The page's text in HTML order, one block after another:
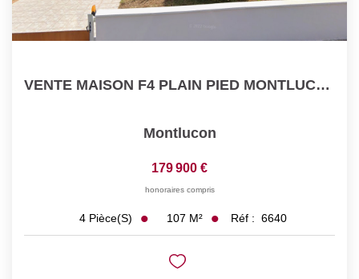
VENTE MAISON F4 PLAIN PIED MONTLUCON
Montlucon
179 900 €
honoraires compris
4 Pièce(s) 107 M² Réf : 6640